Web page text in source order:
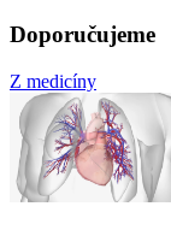
Doporučujeme
Z medicíny